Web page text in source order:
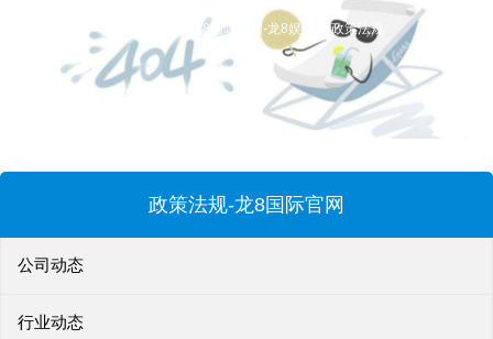
龙8国际官网-龙8娱乐 政策法规
政策法规-龙8国际官网
公司动态
行业动态